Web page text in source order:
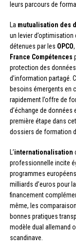
leurs parcours de
La mutualisation des
un levier
détenues par les OPCO,
France Compétences
protection des
d’information partagé.
besoins émergents en
rapidement l’offre de
d’échange de
première étape dans
dossiers de formation
L’internationalisation
professionnelle incite
programmes
milliards d’euros pour
financement
même, les
bonnes pratiques
modèle dual allemand
scandinave.